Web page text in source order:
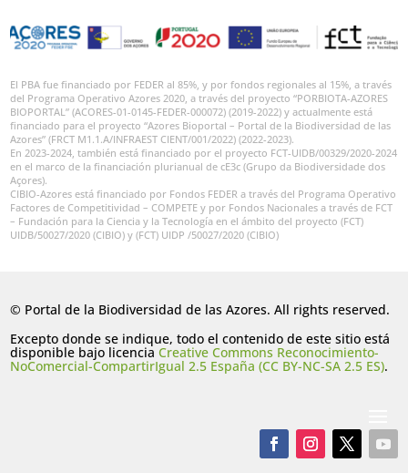
El PBA fue financiado por FEDER al 85%, y por fondos regionales al 15%, a través
del Programa Operativo Azores 2020, a través del proyecto “PORBIOTA-AZORES
BIOPORTAL” (ACORES-01-0145-FEDER-000072) (2019-2022) y actualmente está
financiado para el proyecto “Azores Bioportal – Portal de la Biodiversidad de las
Azores” (FRCT M1.1.A/INFRAEST CIENT/001/2022) (2022-2023).
En 2023-2024, también está financiado por el proyecto FCT-UIDB/00329/2020-2024
en el marco de la financiación plurianual de cE3c (Grupo da Biodiversidade dos
Açores).
CIBIO-Azores está financiado por Fondos FEDER a través del Programa Operativo
Factores de Competitividad – COMPETE y por Fondos Nacionales a través de FCT
– Fundación para la Ciencia y la Tecnología en el ámbito del proyecto (FCT)
UIDB/50027/2020 (CIBIO) y (FCT) UIDP /50027/2020 (CIBIO)
© Portal de la Biodiversidad de las Azores. All rights reserved.
Excepto donde se indique, todo el contenido de este sitio está
disponible bajo licenciaCreative Commons Reconocimiento-
NoComercial-CompartirIgual 2.5 España (CC BY-NC-SA 2.5 ES).